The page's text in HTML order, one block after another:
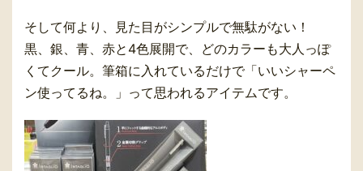
そして何より、見た目がシンプルで無駄がない！
黒、銀、青、赤と4色展開で、どのカラーも大人っぽ
くてクール。筆箱に入れているだけで「いいシャーペ
ン使ってるね。」って思われるアイテムです。